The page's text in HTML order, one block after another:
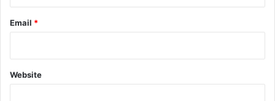
Email *
Website